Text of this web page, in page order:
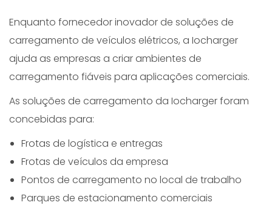
Enquanto fornecedor inovador de soluções de
carregamento de veículos elétricos, a Iocharger
ajuda as empresas a criar ambientes de
carregamento fiáveis para aplicações comerciais.
As soluções de carregamento da Iocharger foram
concebidas para:
Frotas de logística e entregas
Frotas de veículos da empresa
Pontos de carregamento no local de trabalho
Parques de estacionamento comerciais